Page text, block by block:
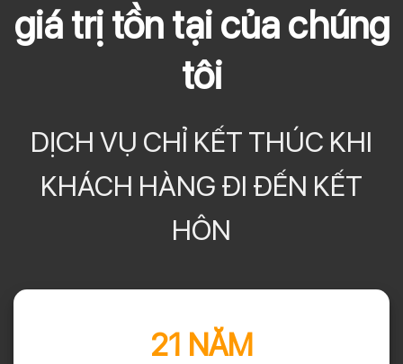
giá trị tồn tại của chúng
tôi
DỊCH VỤ CHỈ KẾT THÚC KHI
KHÁCH HÀNG ĐI ĐẾN KẾT
HÔN
21 NĂM